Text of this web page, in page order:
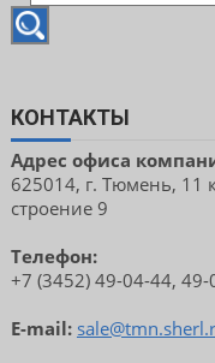
КОНТАКТЫ
Адрес офиса
625014, г. Тюмень, 11
строение 9
Телефон:
+7 (3452) 49-04-44, 49-
E-mail: